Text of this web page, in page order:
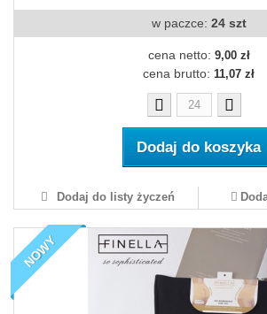
w paczce: 24 szt
cena netto: 9,00 zł
cena brutto: 11,07 zł
Dodaj do koszyka
Dodaj do listy życzeń
NOWY